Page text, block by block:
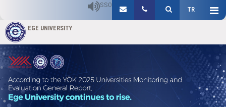
TR
SSO
EGE UNIVERSITY